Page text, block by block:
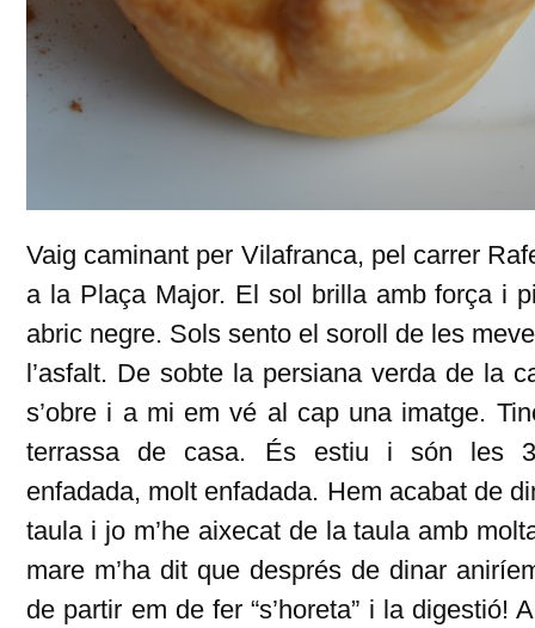
Vaig caminant per Vilafranca, pel carrer
a la Plaça Major. El sol brilla amb força i
abric negre. Sols sento el soroll de les
l’asfalt. De sobte la persiana verda de la
s’obre i a mi em vé al cap una imatge.
terrassa de casa. És estiu i són les
enfadada, molt enfadada. Hem acabat de
taula i jo m’he aixecat de la taula amb
mare m’ha dit que després de dinar
de partir em de fer “s’horeta” i la digestió!